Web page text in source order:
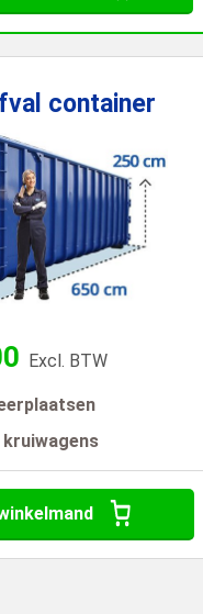
container
Excl. BTW
kruiwagens